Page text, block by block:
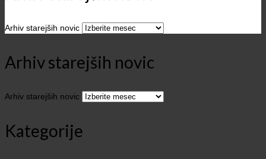
Arhiv starejših novic
Arhiv starejših novic
Arhiv starejših novic
Kategorije